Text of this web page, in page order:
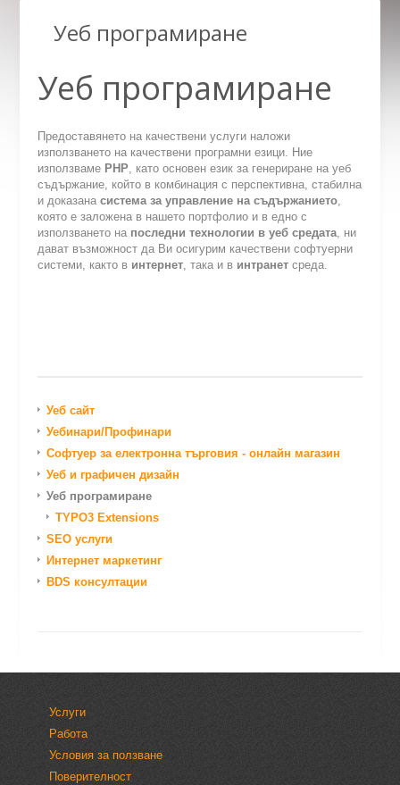
Уеб програмиране
Уеб програмиране
Предоставянето на качествени услуги наложи
използването на качествени програмни езици. Ние
използваме PHP, като основен език за генериране на уеб
съдържание, който в комбинация с перспективна, стабилна
и доказанасистема за управление на съдържанието,
която е заложена в нашето портфолио и в едно с
използването на последни технологии в уеб средата, ни
дават възможност да Ви осигурим качествени софтуерни
системи, както в интернет, така и в интранетсреда.
Уеб сайт
Уебинари/Профинари
Софтуер за електронна търговия - онлайн магазин
Уеб и графичен дизайн
Уеб програмиране
TYPO3 Extensions
SEO услуги
Интернет маркетинг
BDS консултации
Услуги
Работа
Условия за ползване
Поверителност